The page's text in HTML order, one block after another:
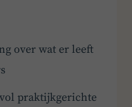
over wat er leeft
praktijkgerichte